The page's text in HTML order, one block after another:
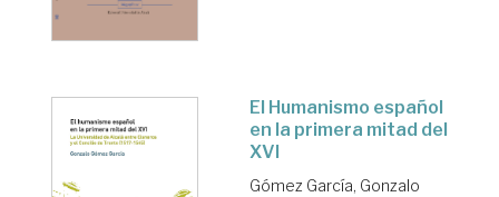
El Humanismo español
en la primera mitad del
XVI
Gómez García, Gonzalo